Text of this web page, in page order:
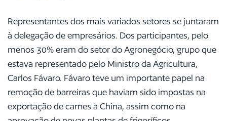
Representantes dos mais variados setores se juntaram
à delegação de empresários. Dos participantes, pelo
menos 30% eram do setor do Agronegócio, grupo que
estava representado pelo Ministro da Agricultura,
Carlos Fávaro. Fávaro teve um importante papel na
remoção de barreiras que haviam sido impostas na
exportação de carnes à China, assim como na